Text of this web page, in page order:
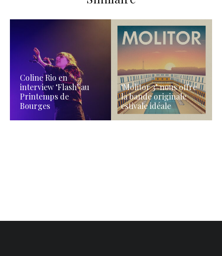
Coline Rio en
interview ‘Flash’ au
Printemps de
Bourges
‘Molitor 3’ nous offre
la bande originale
estivale idéale